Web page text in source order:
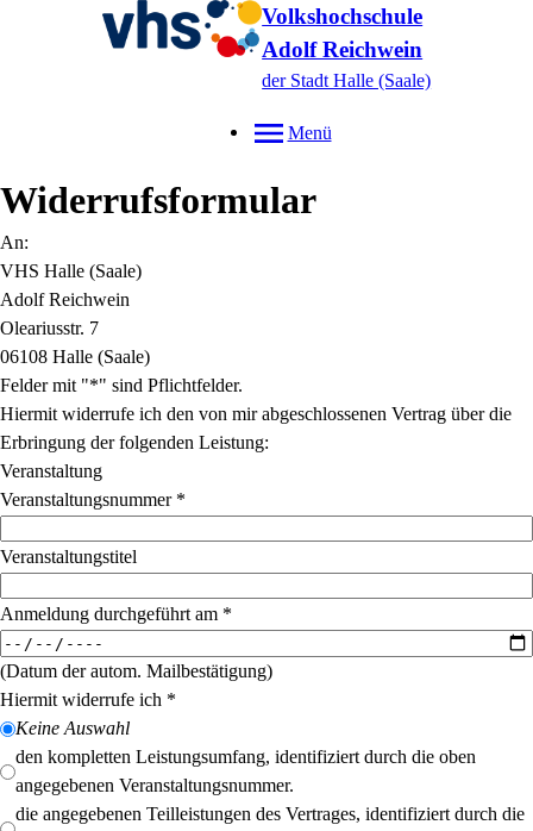
Volkshochschule
Adolf Reichwein
der Stadt Halle (Saale)
Menü
Widerrufsformular
An:
VHS Halle (Saale)
Adolf Reichwein
Oleariusstr. 7
06108 Halle (Saale)
Felder mit "*" sind Pflichtfelder.
Hiermit widerrufe ich den von mir abgeschlossenen Vertrag über die
Erbringung der folgenden Leistung:
Veranstaltung
Veranstaltungsnummer*
Veranstaltungstitel
Anmeldung durchgeführt am *
(Datum der autom. Mailbestätigung)
Hiermit widerrufe ich *
Keine Auswahl
den kompletten Leistungsumfang, identifiziert durch die oben
angegebenen Veranstaltungsnummer.
die angegebenen Teilleistungen des Vertrages, identifiziert durch die